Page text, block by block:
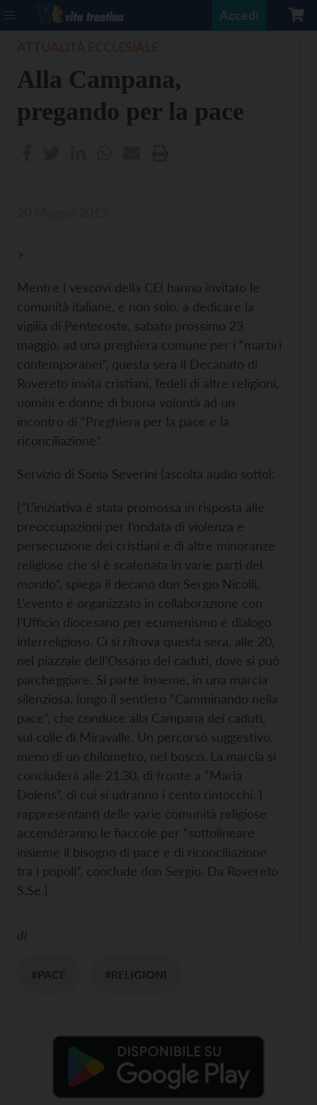
Accedi
Alla Campana,
pregando per la pace
>
Mentre i vescovi della CEI hanno invitato le
comunità italiane, e non solo, a dedicare la
vigilia di Pentecoste, sabato prossimo 23
maggio, ad una preghiera comune per i “martiri
contemporanei”, questa sera il Decanato di
Rovereto invita cristiani, fedeli di altre religioni,
uomini e donne di buona volontà ad un
incontro di “Preghiera per la pace e la
riconciliazione”.
Servizio di Sonia Severini (ascolta audio sotto):
[“L’iniziativa è stata promossa in risposta alle
preoccupazioni per l’ondata di violenza e
persecuzione dei cristiani e di altre minoranze
religiose che si è scatenata in varie parti del
mondo”, spiega il decano don Sergio Nicolli.
L’evento è organizzato in collaborazione con
l’Ufficio diocesano per ecumenismo e dialogo
interreligioso. Ci si ritrova questa sera, alle 20,
nel piazzale dell’Ossario dei caduti, dove si può
parcheggiare. Si parte insieme, in una marcia
silenziosa, lungo il sentiero “Camminando nella
pace”, che conduce alla Campana dei caduti,
sul colle di Miravalle. Un percorso suggestivo,
meno di un chilometro, nel bosco. La marcia si
concluderà alle 21.30, di fronte a “Maria
Dolens”, di cui si udranno i cento rintocchi. I
rappresentanti delle varie comunità religiose
accenderanno le fiaccole per “sottolineare
insieme il bisogno di pace e di riconciliazione
tra i popoli”, conclude don Sergio. Da Rovereto
S.Se.]
di
#PACE #RELIGIONI